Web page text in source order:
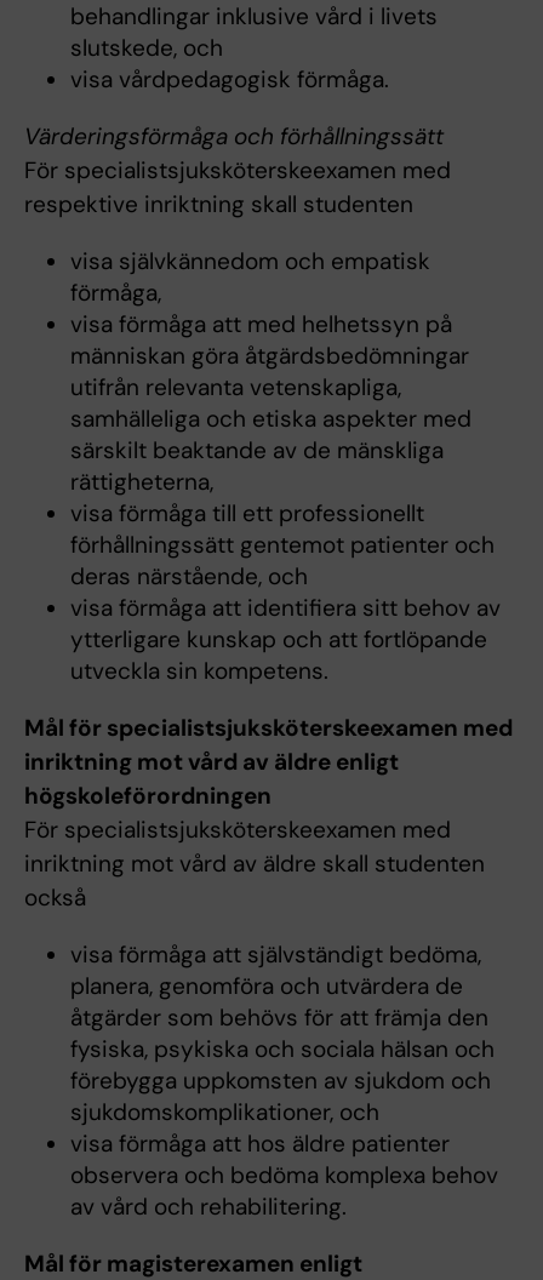
behandlingar inklusive vård i livets
slutskede, och
visa vårdpedagogisk förmåga.
Värderingsförmåga och förhållningssätt
För specialistsjuksköterskeexamen med
respektive inriktning skall studenten
visa självkännedom och empatisk
förmåga,
visa förmåga att med helhetssyn på
människan göra åtgärdsbedömningar
utifrån relevanta vetenskapliga,
samhälleliga och etiska aspekter med
särskilt beaktande av de mänskliga
rättigheterna,
visa förmåga till ett professionellt
förhållningssätt gentemot patienter och
deras närstående, och
visa förmåga att identifiera sitt behov av
ytterligare kunskap och att fortlöpande
utveckla sin kompetens.
Mål för specialistsjuksköterskeexamen med
inriktning mot vård av äldre enligt
högskoleförordningen
För specialistsjuksköterskeexamen med
inriktning mot vård av äldre skall studenten
också
visa förmåga att självständigt bedöma,
planera, genomföra och utvärdera de
åtgärder som behövs för att främja den
fysiska, psykiska och sociala hälsan och
förebygga uppkomsten av sjukdom och
sjukdomskomplikationer, och
visa förmåga att hos äldre patienter
observera och bedöma komplexa behov
av vård och rehabilitering.
Mål för magisterexamen enligt